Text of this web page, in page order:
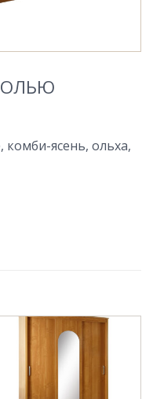
комби-ясень, ольха,